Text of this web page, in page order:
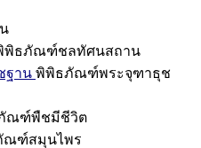
พิธภัณฑ์ชลทัศนสถาน
ฐาน พิพิธภัณฑ์พระจุฑาธุช
ณฑ์พืชมีชีวิต
ณฑ์สมุนไพร